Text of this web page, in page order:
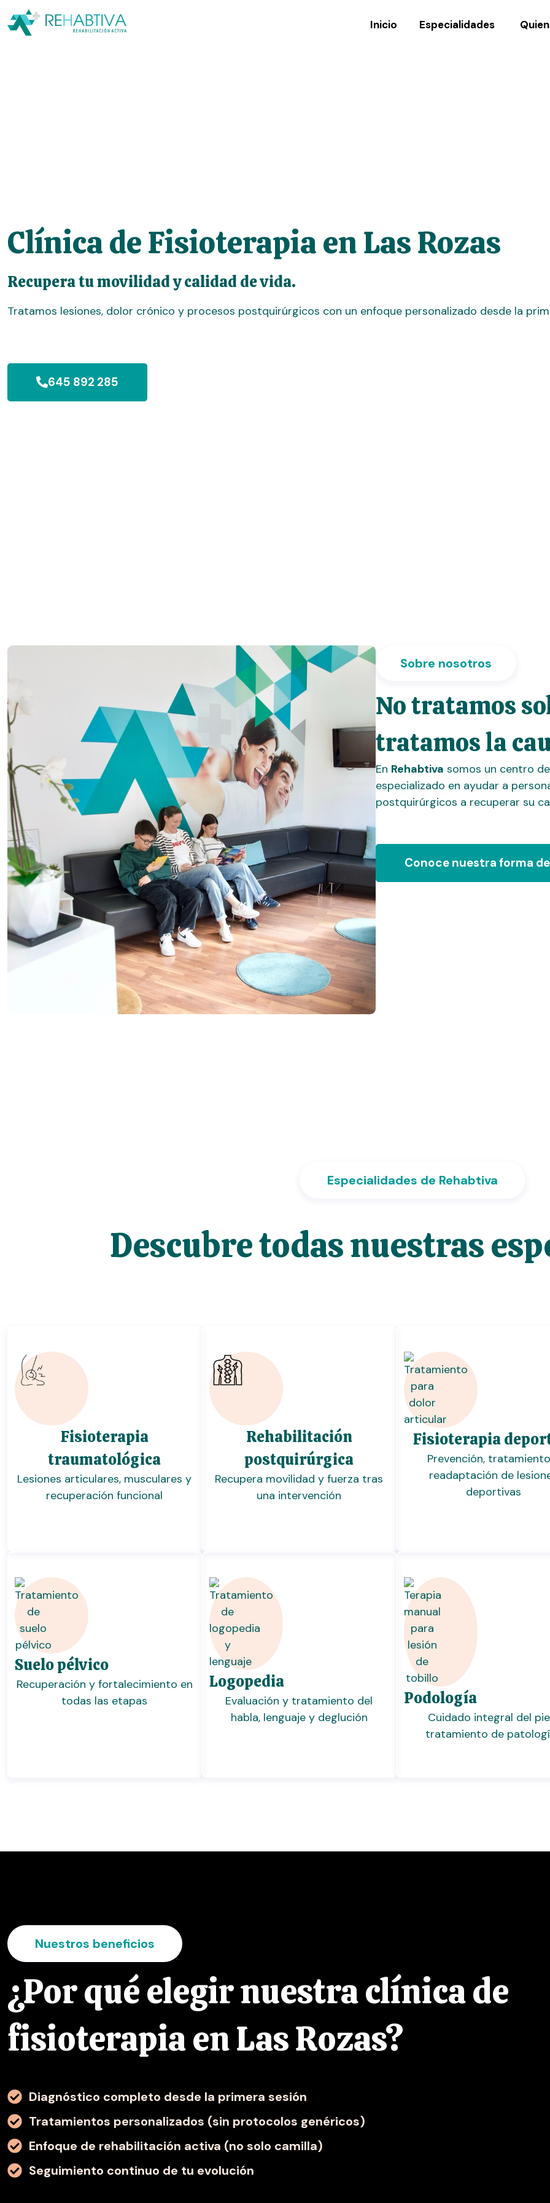
Inicio Especialidades
Clínica de Fisioterapia en Las Rozas
Recupera tu movilidad y calidad de vida.
Tratamos lesiones, dolor crónico y procesos postquirúrgicos con un enfoque personalizado desde la
645 892 285
Sobre nosotros
No tratamos
tratamos la
En Rehabtiva somos un centro de
especializado en ayudar a
postquirúrgicos a recuperar su
Conoce nuestra forma
Especialidades de Rehabtiva
Descubre todas nuestras
Fisioterapia
traumatológica
Lesiones articulares, musculares y
recuperación funcional
Rehabilitación
postquirúrgica
Recupera movilidad y fuerza tras
una intervención
Fisioterapia
Prevención,
readaptación de
deportivas
Suelo pélvico
Recuperación y fortalecimiento en
todas las etapas
Logopedia
Evaluación y tratamiento del
habla, lenguaje y deglución
Podología
Cuidado integral del
tratamiento de
Nuestros beneficios
¿Por qué elegir nuestra clínica de
fisioterapia en Las Rozas?
Diagnóstico completo desde la primera sesión
Tratamientos personalizados (sin protocolos genéricos)
Enfoque de rehabilitación activa (no solo camilla)
Seguimiento continuo de tu evolución